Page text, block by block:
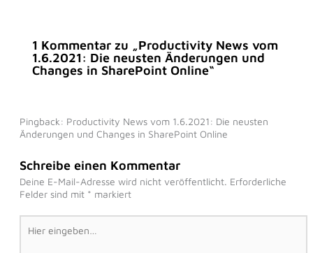
1 Kommentar zu „Productivity News vom
1.6.2021: Die neusten Änderungen und
Changes in SharePoint Online“
Pingback: Productivity News vom 1.6.2021: Die neusten
Änderungen und Changes in SharePoint Online
Schreibe einen Kommentar
Deine E-Mail-Adresse wird nicht veröffentlicht. Erforderliche
Felder sind mit * markiert
Hier
eingeben…